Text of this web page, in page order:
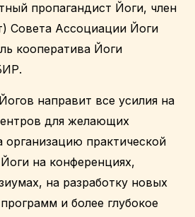
пропагандист Йоги, член
Совета Ассоциации Йоги
кооператива Йоги
направит все усилия на
для желающих
организацию практической
на конференциях,
на разработку новых
и более глубокое